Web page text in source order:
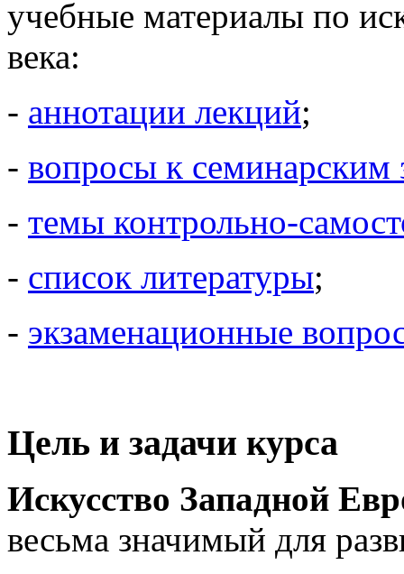
учебные материалы по
века:
- аннотации лекций;
- вопросы к семинарским
- темы контрольно-
- список литературы;
- экзаменационные
Цель и задачи курса
Искусство Западной
весьма значимый для